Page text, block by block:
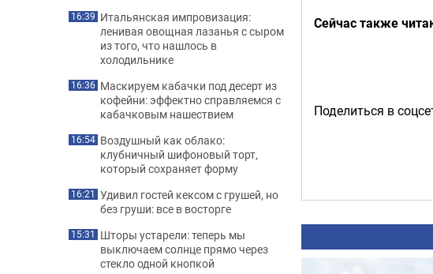
Сейчас также
Поделиться в
16:39 Итальянская импровизация:
ленивая овощная лазанья с сыром
из того, что нашлось в
холодильнике
16:36 Маскируем кабачки под десерт из
кофейни: эффектно справляемся с
кабачковым нашествием
16:54 Воздушный как облако:
клубничный шифоновый торт,
который сохраняет форму
16:21 Удивил гостей кексом с грушей, но
без груши: все в восторге
15:31 Шторы устарели: теперь мы
выключаем солнце прямо через
стекло одной кнопкой